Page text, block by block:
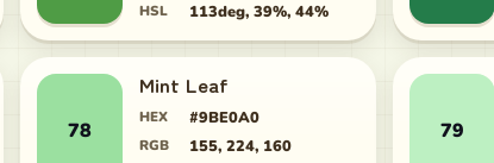
HSL 113deg, 39%, 44%
78
Mint Leaf
HEX #9BE0A0
RGB 155, 224, 160
79